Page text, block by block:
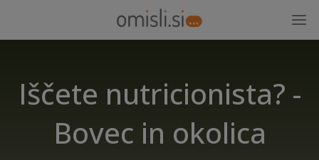
Iščete nutricionista? -
Bovec in okolica